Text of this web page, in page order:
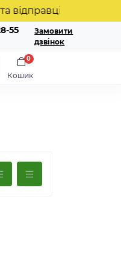
замовлень.
55
Замовити
дзвінок
Кошик
0